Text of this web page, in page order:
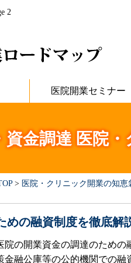
2
医院開業セミナー
資金調達 医院
> 医院・クリニック開業の知恵
めの融資制度を徹底
院の開業資金の調達のため
金融公庫等の公的機関での融